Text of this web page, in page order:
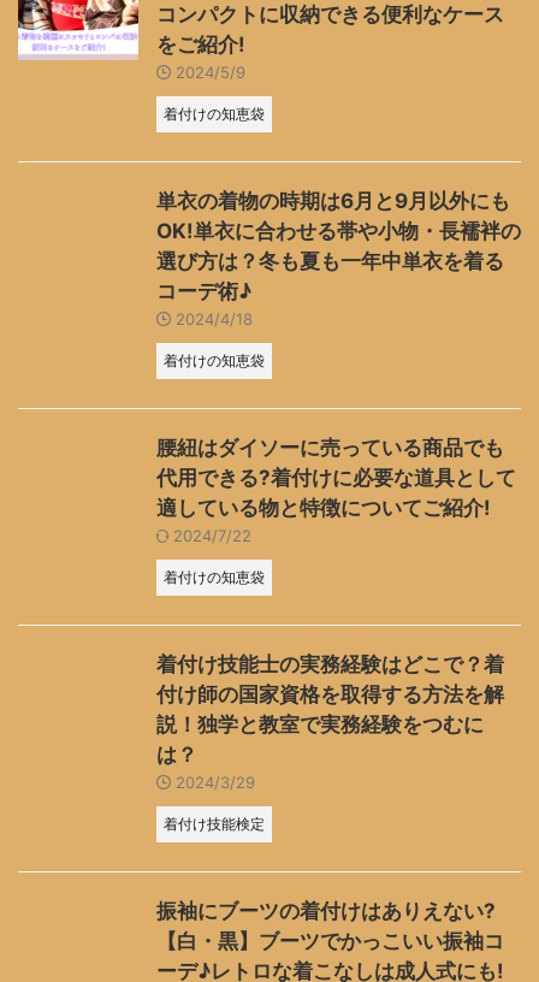
コンパクトに収納できる便利なケース
をご紹介!
2024/5/9
着付けの知恵袋
単衣の着物の時期は6月と9月以外にも
OK!単衣に合わせる帯や小物・長襦袢の
選び方は？冬も夏も一年中単衣を着る
コーデ術♪
2024/4/18
着付けの知恵袋
腰紐はダイソーに売っている商品でも
代用できる?着付けに必要な道具として
適している物と特徴についてご紹介!
2024/7/22
着付けの知恵袋
着付け技能士の実務経験はどこで？着
付け師の国家資格を取得する方法を解
説！独学と教室で実務経験をつむに
は？
2024/3/29
着付け技能検定
振袖にブーツの着付けはありえない?
【白・黒】ブーツでかっこいい振袖コ
ーデ♪レトロな着こなしは成人式にも!